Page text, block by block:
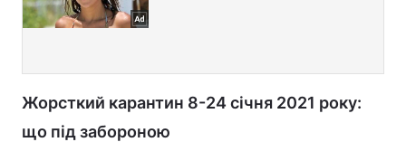
Жорсткий карантин 8-24 січня 2021 року:
що під забороною